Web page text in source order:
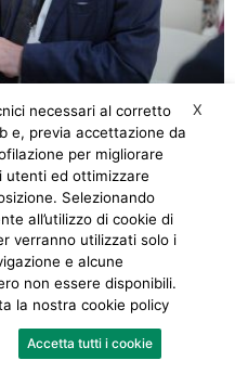
X
necessari al corretto
e, previa accettazione da
per migliorare
utenti ed ottimizzare
Selezionando
all’utilizzo di cookie di
verranno utilizzati solo i
e alcune
non essere disponibili.
la nostra cookie policy
Accetta tutti i cookie